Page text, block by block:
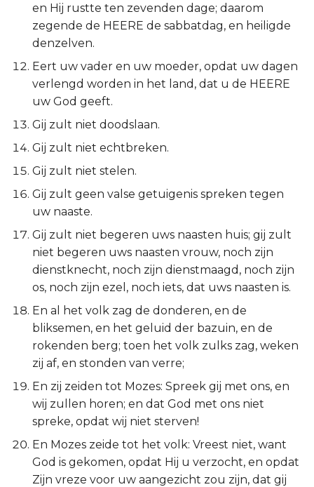
1 Petrus
2 Petrus
1 Johannes
2 Johannes
3 Johannes
Judas
Openbaring
en Hij rustte ten zevenden dage; daarom
zegende de HEERE de sabbatdag, en heiligde
denzelven.
Eert uw vader en uw moeder, opdat uw dagen
verlengd worden in het land, dat u de HEERE
uw God geeft.
Gij zult niet doodslaan.
Gij zult niet echtbreken.
Gij zult niet stelen.
Gij zult geen valse getuigenis spreken tegen
uw naaste.
Gij zult niet begeren uws naasten huis; gij zult
niet begeren uws naasten vrouw, noch zijn
dienstknecht, noch zijn dienstmaagd, noch zijn
os, noch zijn ezel, noch iets, dat uws naasten is.
En al het volk zag de donderen, en de
bliksemen, en het geluid der bazuin, en de
rokenden berg; toen het volk zulks zag, weken
zij af, en stonden van verre;
En zij zeiden tot Mozes: Spreek gij met ons, en
wij zullen horen; en dat God met ons niet
spreke, opdat wij niet sterven!
En Mozes zeide tot het volk: Vreest niet, want
God is gekomen, opdat Hij u verzocht, en opdat
Zijn vreze voor uw aangezicht zou zijn, dat gij